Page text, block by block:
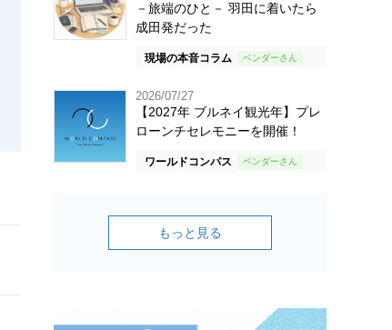
－旅端のひと－ 羽田に着いたら
成田発だった
現場の本音コラム
2026/07/27
【2027年 ブルネイ観光年】プレ
ローンチセレモニーを開催！
ワールドコンパス
もっと見る